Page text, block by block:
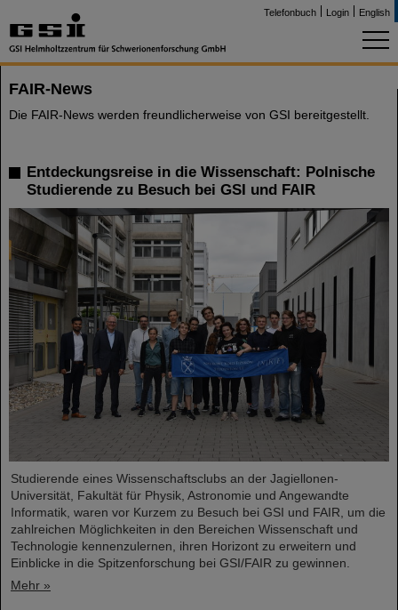
Telefonbuch Login English
FAIR-News
Die FAIR-News werden freundlicherweise von GSI bereitgestellt.
Entdeckungsreise in die Wissenschaft: Polnische
Studierende zu Besuch bei GSI und FAIR
Studierende eines Wissenschaftsclubs an der Jagiellonen-
Universität, Fakultät für Physik, Astronomie und Angewandte
Informatik, waren vor Kurzem zu Besuch bei GSI und FAIR, um die
zahlreichen Möglichkeiten in den Bereichen Wissenschaft und
Technologie kennenzulernen, ihren Horizont zu erweitern und
Einblicke in die Spitzenforschung bei GSI/FAIR zu gewinnen.
Mehr »